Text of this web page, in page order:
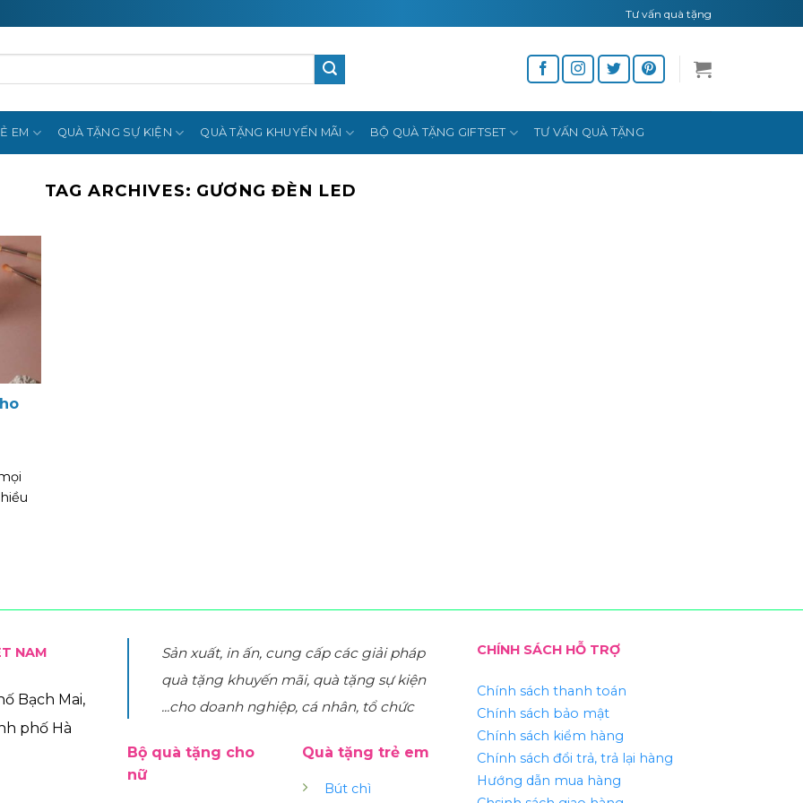
Tư vấn quà tặng
EM QUÀ TẶNG SỰ KIỆN QUÀ TẶNG KHUYẾN MÃI BỘ QUÀ TẶNG GIFTSET TƯ VẤN QUÀ TẶNG
TAG ARCHIVES: GƯƠNG ĐÈN LED
NAM
Bạch Mai,
phố Hà
Sản xuất, in ấn, cung cấp các giải pháp
quà tặng khuyến mãi, quà tặng sự kiện
...cho doanh nghiệp, cá nhân, tổ chức
Bộ quà tặng cho
nữ
Quà tặng trẻ em
Bút chì
CHÍNH SÁCH HỖ TRỢ
Chính sách thanh toán
Chính sách bảo mật
Chính sách kiểm hàng
Chính sách đổi trả, trả lại hàng
Hướng dẫn mua hàng